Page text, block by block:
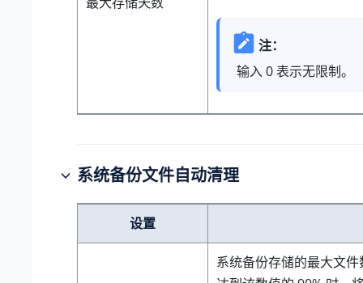
注：
输入 0 表示无限制。
系统备份文件自动清理
设置
系统备份存储的最大文件